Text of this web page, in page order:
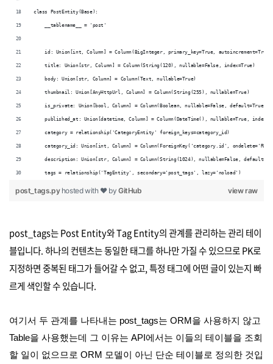
class PostEntity(Base):
    __tablename__ = 'post'
    id: Union[int, Column] = Column(BigInteger, primary_key=True, autoincrement=True)
    title: Union[str, Column] = Column(String(120), nullable=False, index=True)
    body: Union[str, Column] = Column(Text, nullable=True)
    thumbnail: Union[AnyHttpUrl, Column] = Column(String(255), nullable=True)
    is_private: Union[bool, Column] = Column(Boolean, nullable=False, default=True)
published_at: Union[datetime, Column] = Column(DateTime(), nullable=True,
    category = relationship('CategoryEntity' foreign_keys=category_id)
category_id: Union[int, Column] = Column(ForeignKey('category.id',
description: Union[str, Column] = Column(String(1024), nullable=False,
    tags = relationship('TagEntity', secondary='post_tags', lazy='noload')
view raw
post_tags.py hosted with ❤ byGitHub
post_tags는 Post Entity와 Tag Entity의 관계를 관리하는 관리 테이
블입니다. 하나의 컨텐츠는 동일한 태그를 하나만 가질 수 있으므로 PK로
지정하면 중복된 태그가 들어갈 수 없고, 특정 태그에 어떤 글이 있는지 빠
르게 색인할 수 있습니다.
여기서 두 관계를 나타내는 post_tags는 ORM을 사용하지 않고
Table을 사용했는데 그 이유는 API에서는 이들의 테이블을 조회
할 일이 없으므로 ORM 모델이 아닌 단순 테이블로 정의한 것입